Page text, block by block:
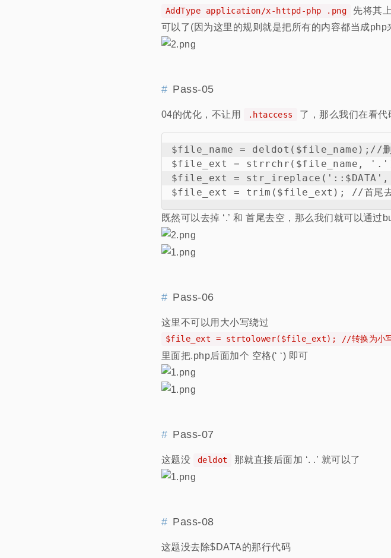
AddType application/x-httpd-php .png
先将其
可以了(因为这里的规则就是把所有的内容都当成php
Pass-05
04的优化，不让用 .htaccess 了，那么我们在看
$file_name = deldot($file_name);//删除
$file_ext = strrchr($file_name,
$file_ext = str_ireplace('::$DATA',
既然可以去掉 ‘.’ 和 首尾去空，那么我们就可以通过
Pass-06
这里不可以用大小写绕过
$file_ext = strtolower($file_ext); //转换为小
里面把.php后面加个 空格(‘ ‘) 即可
Pass-07
这题没 deldot 那就直接后面加 ‘. .’ 就可以了
Pass-08
这题没去除$DATA的那行代码